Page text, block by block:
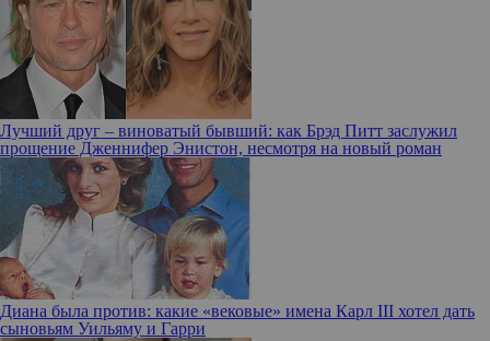
Лучший друг – виноватый бывший: как Брэд Питт заслужил
прощение Дженнифер Энистон, несмотря на новый роман
Диана была против: какие «вековые» имена Карл III хотел дать
сыновьям Уильяму и Гарри